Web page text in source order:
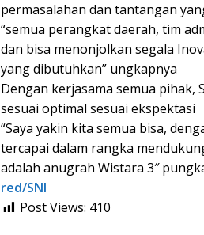
permasalahan dan tantangan
“semua perangkat daerah, tim
dan bisa menonjolkan segala
yang dibutuhkan” ungkapnya
Dengan kerjasama semua pihak,
sesuai optimal sesuai ekspektasi
“Saya yakin kita semua bisa,
tercapai dalam rangka
adalah anugrah Wistara 3″
red/SNI
Post Views: 410